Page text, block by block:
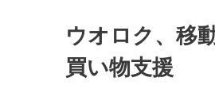
ウオロク、移
買い物支援